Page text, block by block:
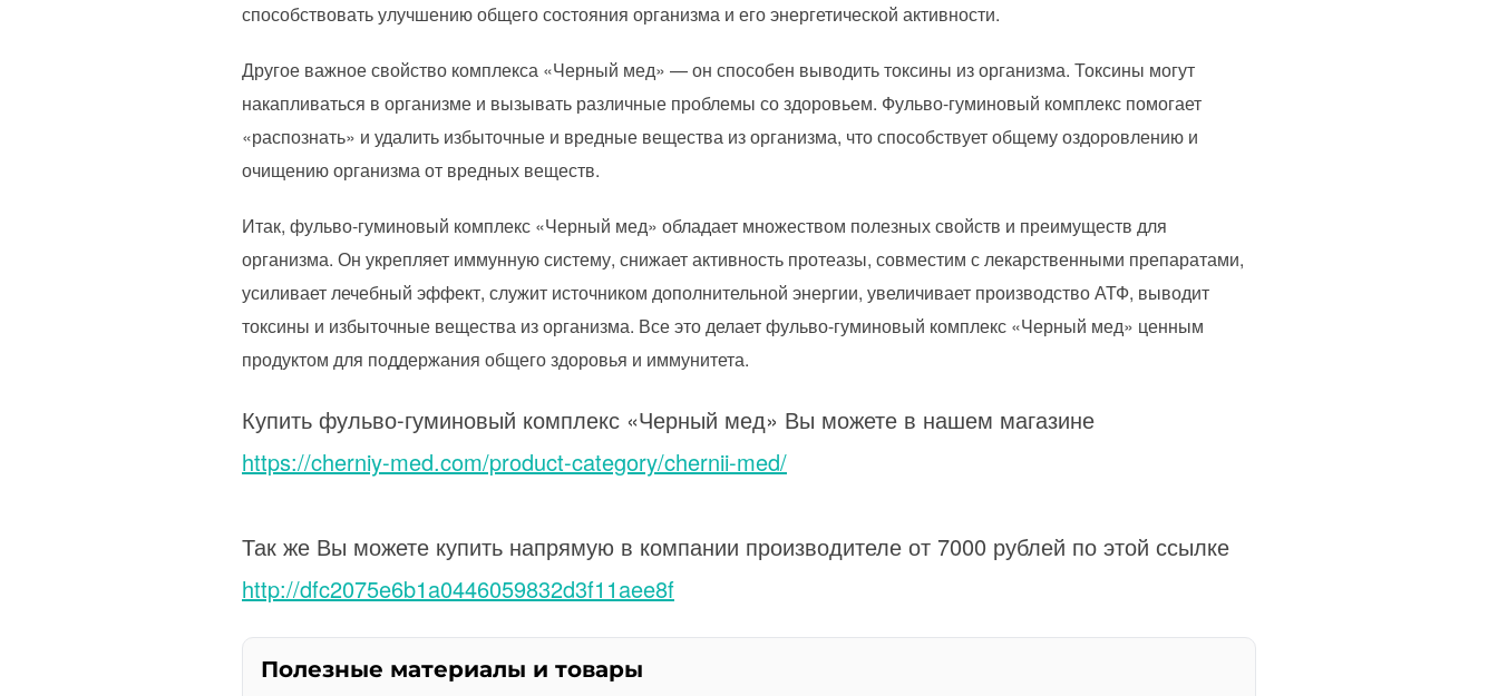
способствовать улучшению общего состояния организма и его энергетической активности.
Другое важное свойство комплекса «Черный мед» — он способен выводить токсины из организма. Токсины могут
накапливаться в организме и вызывать различные проблемы со здоровьем. Фульво-гуминовый комплекс помогает
«распознать» и удалить избыточные и вредные вещества из организма, что способствует общему оздоровлению и
очищению организма от вредных веществ.
Итак, фульво-гуминовый комплекс «Черный мед» обладает множеством полезных свойств и преимуществ для
организма. Он укрепляет иммунную систему, снижает активность протеазы, совместим с лекарственными препаратами,
усиливает лечебный эффект, служит источником дополнительной энергии, увеличивает производство АТФ, выводит
токсины и избыточные вещества из организма. Все это делает фульво-гуминовый комплекс «Черный мед» ценным
продуктом для поддержания общего здоровья и иммунитета.
Купить фульво-гуминовый комплекс «Черный мед» Вы можете в нашем магазине
https://cherniy-med.com/product-category/chernii-med/
Так же Вы можете купить напрямую в компании производителе от 7000 рублей по этой ссылке
http://dfc2075e6b1a0446059832d3f11aee8f
Полезные материалы и товары